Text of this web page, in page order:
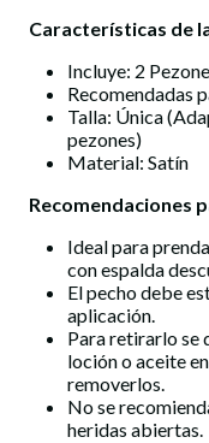
Características de
Incluye: 2
Recomendadas
Talla: Única
pezones)
Material: Satín
Recomendaciones
Ideal para
con espalda
El pecho debe
aplicación.
Para retirarlo se
loción o aceite
removerlos.
No se
heridas abiertas.